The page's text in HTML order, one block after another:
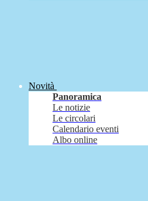
Novità
Panoramica
Le notizie
Le circolari
Calendario eventi
Albo online